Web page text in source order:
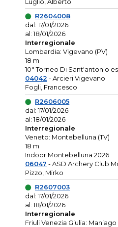
R2604008
dal: 17/01/2026
al: 18/01/2026
Interregionale
Lombardia: Vigevano (PV)
18 m
10° Torneo Di Sant'antonio
04042 - Arcieri Vigevano
Fogli, Francesco
R2606005
dal: 17/01/2026
al: 18/01/2026
Interregionale
Veneto: Montebelluna (TV)
18 m
Indoor Montebelluna 2026
06047 - ASD Archery Club
Pizzo, Mirko
R2607003
dal: 17/01/2026
al: 18/01/2026
Interregionale
Friuli Venezia Giulia: Maniago